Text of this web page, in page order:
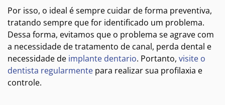
Por isso, o ideal é sempre cuidar de forma preventiva,
tratando sempre que for identificado um problema.
Dessa forma, evitamos que o problema se agrave com
a necessidade de tratamento de canal, perda dental e
necessidade de implante dentario. Portanto, visite o
dentista regularmente para realizar sua profilaxia e
controle.